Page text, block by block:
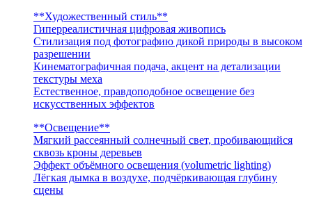
**Художественный стиль**
Гиперреалистичная цифровая живопись
Стилизация под фотографию дикой природы в высоком
разрешении
Кинематографичная подача, акцент на детализации
текстуры меха
Естественное, правдоподобное освещение без
искусственных эффектов
**Освещение**
Мягкий рассеянный солнечный свет, пробивающийся
сквозь кроны деревьев
Эффект объёмного освещения (volumetric lighting)
Лёгкая дымка в воздухе, подчёркивающая глубину
сцены